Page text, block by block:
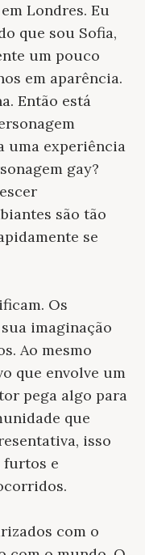
Londres. Eu
que sou Sofia,
um pouco
em aparência.
Então está
uma experiência
gay?
são tão
se
Os
imaginação
Ao mesmo
que envolve um
pega algo para
que
isso
furtos e
com o